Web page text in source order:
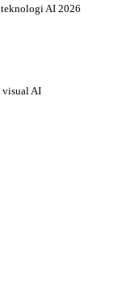
teknologi AI 2026
visual AI